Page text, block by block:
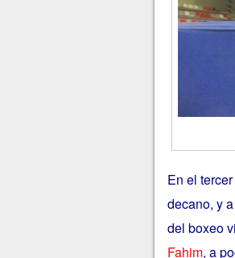
En el
decano, y
del boxeo
Fahim, a